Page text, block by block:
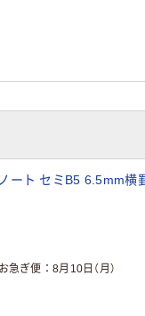
ート セミB5 6.5mm横
お急ぎ便 8月10日（月）